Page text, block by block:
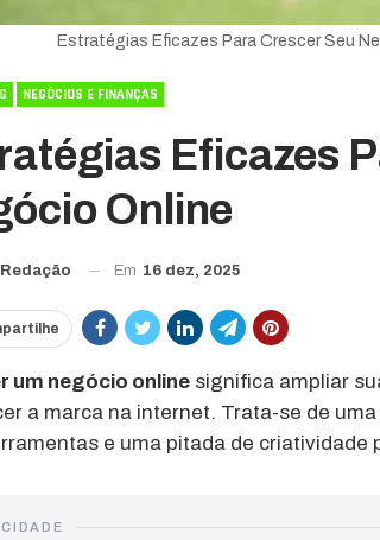
Estratégias Eficazes Para Crescer Seu
NEGÓCIOS E FINANÇAS
Eficazes
Online
Redação Em 16 dez, 2025
um negócio online significa ampliar
a marca na internet. Trata-se de
e uma pitada de